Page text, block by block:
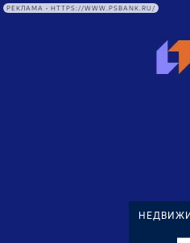
РЕКЛАМА • HTTPS://WWW.PSBANK.RU/